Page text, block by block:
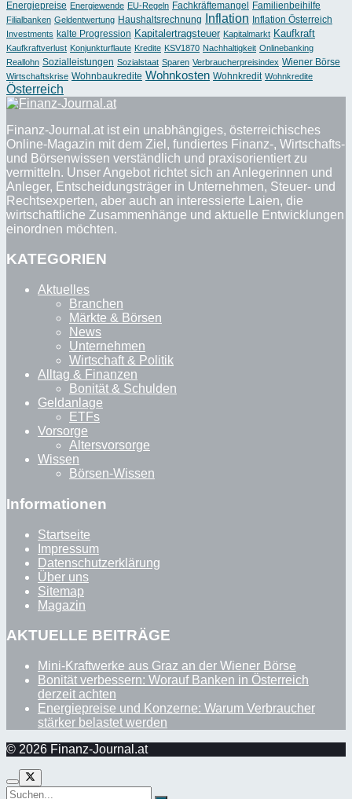
Energiepreise Energiewende EU-Regeln Fachkräftemangel Familienbeihilfe
Filialbanken Geldentwertung Haushaltsrechnung Inflation Inflation Österreich
Investments kalte Progression Kapitalertragsteuer Kapitalmarkt Kaufkraft
Kaufkraftverlust Konjunkturflaute Kredite KSV1870 Nachhaltigkeit Onlinebanking
Reallohn Sozialleistungen Sozialstaat Sparen Verbraucherpreisindex Wiener Börse
Wirtschaftskrise Wohnbaukredite Wohnkosten Wohnkredit Wohnkredite
Österreich
Finanz-Journal.at ist ein unabhängiges, österreichisches
Online-Magazin mit dem Ziel, fundiertes Finanz-, Wirtschafts-
und Börsenwissen verständlich und praxisorientiert zu
vermitteln. Unser Angebot richtet sich an Anlegerinnen und
Anleger, Entscheidungsträger in Unternehmen, Steuer- und
Rechtsexperten, aber auch an interessierte Laien, die
wirtschaftliche Zusammenhänge und aktuelle Entwicklungen
einordnen möchten.
KATEGORIEN
Aktuelles
Branchen
Märkte & Börsen
News
Unternehmen
Wirtschaft & Politik
Alltag & Finanzen
Bonität & Schulden
Geldanlage
ETFs
Vorsorge
Altersvorsorge
Wissen
Börsen-Wissen
Informationen
Startseite
Impressum
Datenschutzerklärung
Über uns
Sitemap
Magazin
AKTUELLE BEITRÄGE
Mini-Kraftwerke aus Graz an der Wiener Börse
Bonität verbessern: Worauf Banken in Österreich
derzeit achten
Energiepreise und Konzerne: Warum Verbraucher
stärker belastet werden
© 2026 Finanz-Journal.at